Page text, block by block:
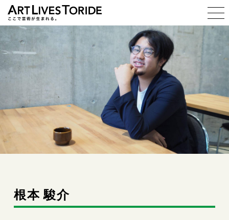
ART LIVES TORIDE ここで芸術
根本 駿介